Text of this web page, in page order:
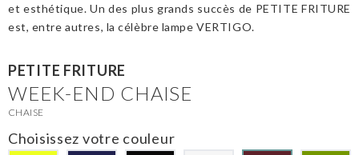
et esthétique. Un des plus grands succès de PETITE FRITURE
est, entre autres, la célèbre lampe VERTIGO.
WEEK-END CHAISE
PETITE FRITURE
CHAISE
Choisissez votre couleur